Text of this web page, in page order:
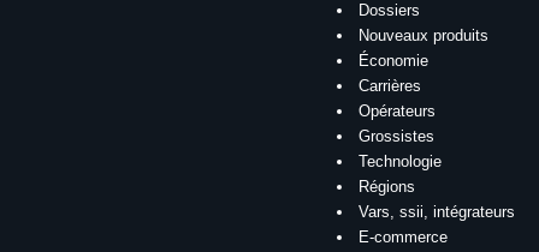
Dossiers
Nouveaux produits
Économie
Carrières
Opérateurs
Grossistes
Technologie
Régions
Vars, ssii, intégrateurs
E-commerce